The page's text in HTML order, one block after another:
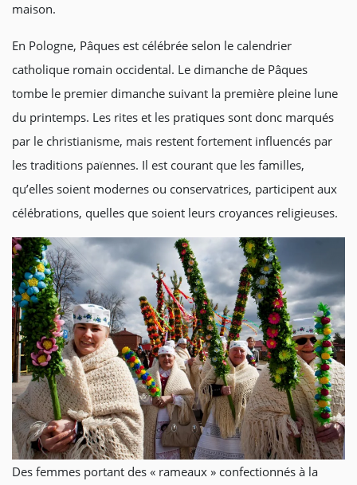
maison.
En Pologne, Pâques est célébrée selon le calendrier
catholique romain occidental. Le dimanche de Pâques
tombe le premier dimanche suivant la première pleine lune
du printemps. Les rites et les pratiques sont donc marqués
par le christianisme, mais restent fortement influencés par
les traditions païennes. Il est courant que les familles,
qu’elles soient modernes ou conservatrices, participent aux
célébrations, quelles que soient leurs croyances religieuses.
Des femmes portant des « rameaux » confectionnés à la